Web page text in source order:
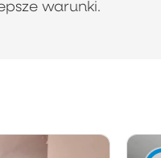
warunki.